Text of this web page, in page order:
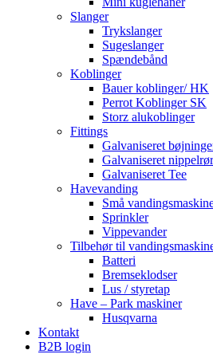
Slanger
Trykslanger
Sugeslanger
Spændebånd
Koblinger
Bauer koblinger/ HK
Perrot Koblinger SK
Storz alukoblinger
Fittings
Galvaniseret
Galvaniseret nippelrør
Galvaniseret Tee
Havevanding
Små
Sprinkler
Vippevander
Tilbehør til
Batteri
Bremseklodser
Lus / styretap
Have – Park maskiner
Husqvarna
Kontakt
B2B login